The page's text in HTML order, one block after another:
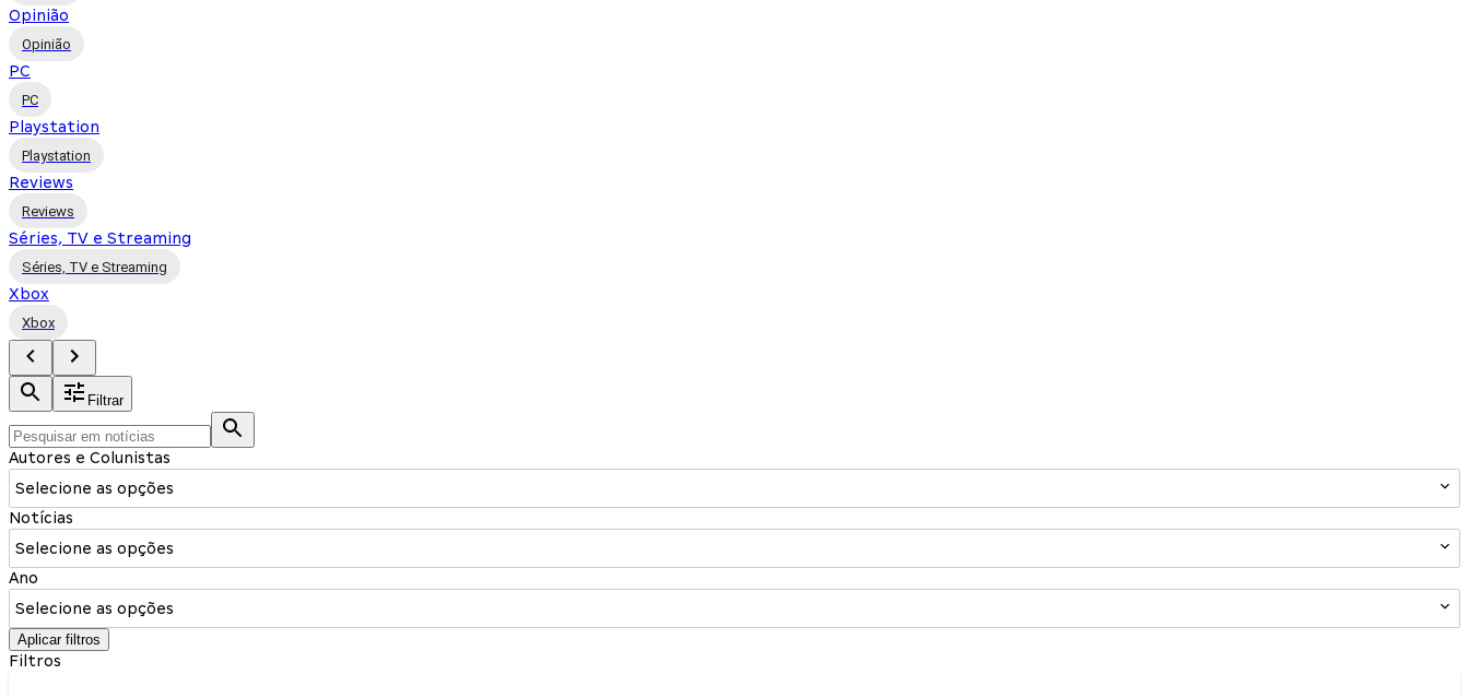
Opinião
Opinião
PC
PC
Playstation
Playstation
Reviews
Reviews
Séries, TV e Streaming
Séries, TV e Streaming
Xbox
Xbox
Filtrar
Autores e Colunistas
Selecione as opções
Notícias
Selecione as opções
Ano
Selecione as opções
Aplicar filtros
Filtros